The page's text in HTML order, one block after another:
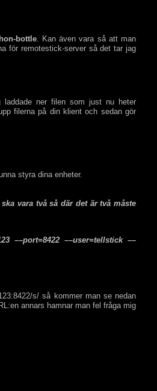
bottle. Kan även vara så att man
för remotestick-server så det tar jag
ner filen som just nu heter
filerna på din klient och sedan gör
styra dina enheter.
vara två så där det är två måste
––port=8422 ––user=tellstick ––
s/ så kommer man se nedan
annars hamnar man fel fråga mig